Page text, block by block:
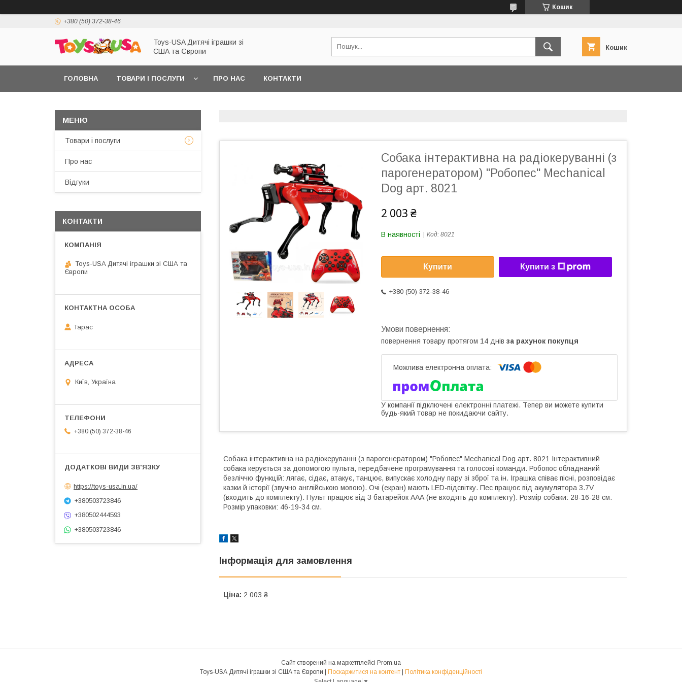
Кошик
+380 (50) 372-38-46
Toys-USA Дитячі іграшки зі
США та Європи
Кошик
ГОЛОВНА ТОВАРИ І ПОСЛУГИ ПРО НАС КОНТАКТИ
Собака інтерактивна на радіокеруванні (з
парогенератором) "Робопес" Mechanical
Dog арт. 8021
2 003 ₴
В наявності Код: 8021
Купити Купити з
+380 (50) 372-38-46
повернення товару протягом 14 днів за рахунок покупця
У компанії підключені електронні платежі. Тепер ви можете купити
будь-який товар не покидаючи сайту.
Собака інтерактивна на радіокеруванні (з парогенератором) "Робопес" Mechanical Dog арт. 8021 Інтерактивний
собака керується за допомогою пульта, передбачене програмування та голосові команди. Робопос обладнаний
безліччю функцій: лягає, сідає, атакує, танцює, випускає холодну пару зі зброї та ін. Іграшка співає пісні, розповідає
казки й історії (звучно англійською мовою). Очі (екран) мають LED-підсвітку. Пес працює від акумулятора 3.7V
(входить до комплекту). Пульт працює від 3 батарейок ААА (не входять до комплекту). Розмір собаки: 28-16-28 см.
Розмір упаковки: 46-19-34 см.
Інформація для замовлення
Ціна: 2 003 ₴
Товари і послуги
Про нас
Відгуки
КОНТАКТИ
Toys-USA Дитячі іграшки зі США та
Європи
Тарас
Київ, Україна
+380 (50) 372-38-46
https://toys-usa.in.ua/
+380503723846
+380502444593
+380503723846
Сайт створений на маркетплейсі Prom.ua
Toys-USA Дитячі іграшки зі США та Європи | Поскаржитися на контент | Політика конфіденційності